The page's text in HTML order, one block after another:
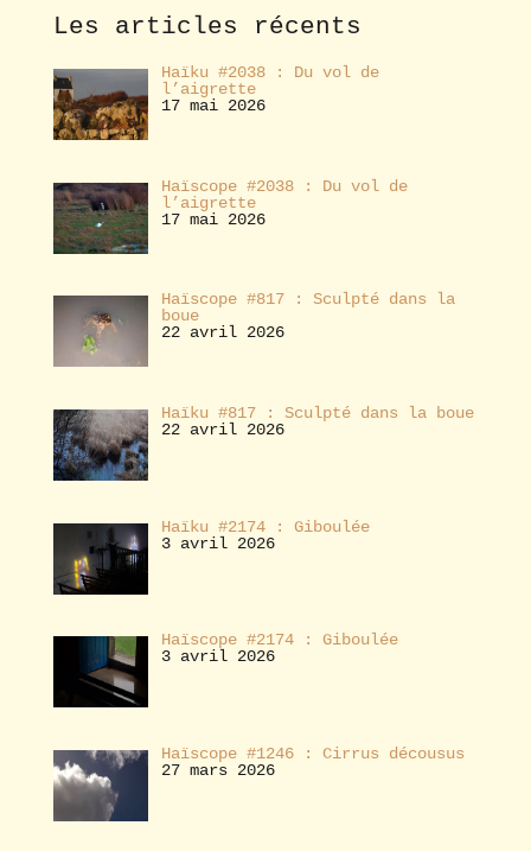
eLes articles récents
Haïku #2038 : Du vol de
l’aigrette
17 mai 2026
Haïscope #2038 : Du vol de
l’aigrette
17 mai 2026
Haïscope #817 : Sculpté dans la
boue
22 avril 2026
Haïku #817 : Sculpté dans la boue
22 avril 2026
Haïku #2174 : Giboulée
3 avril 2026
Haïscope #2174 : Giboulée
3 avril 2026
Haïscope #1246 : Cirrus décousus
27 mars 2026